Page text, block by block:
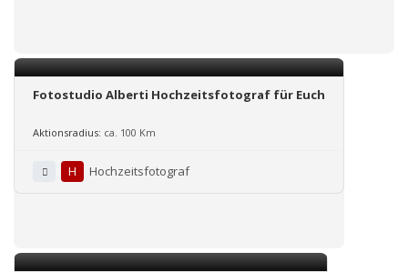
Fotostudio Alberti Hochzeitsfotograf für Euch
Aktionsradius: ca. 100 Km
H Hochzeitsfotograf